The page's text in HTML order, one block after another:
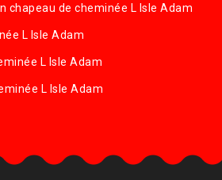
chapeau de cheminée L Isle Adam
L Isle Adam
L Isle Adam
L Isle Adam